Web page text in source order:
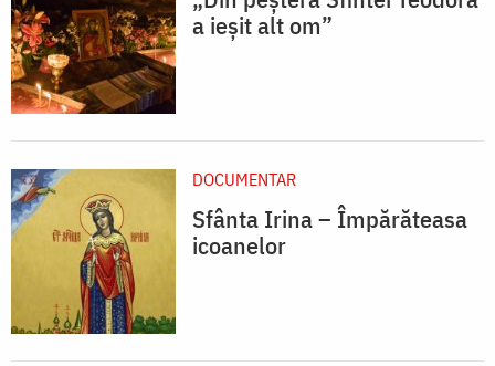
a ieșit alt om”
DOCUMENTAR
Sfânta Irina – Împărăteasa
icoanelor